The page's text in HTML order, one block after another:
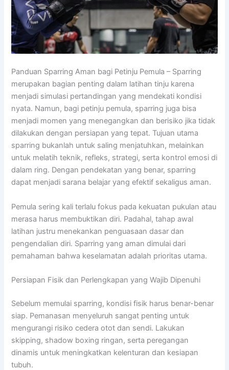
Panduan Sparring Aman bagi Petinju Pemula – Sparring
merupakan bagian penting dalam latihan tinju karena
menjadi simulasi pertandingan yang mendekati kondisi
nyata. Namun, bagi petinju pemula, sparring juga bisa
menjadi momen yang menegangkan dan berisiko jika tidak
dilakukan dengan persiapan yang tepat. Tujuan utama
sparring bukanlah untuk saling menjatuhkan, melainkan
untuk melatih teknik, refleks, strategi, serta kontrol emosi di
dalam ring. Dengan pendekatan yang benar, sparring
dapat menjadi sarana belajar yang efektif sekaligus aman.
Pemula sering kali terlalu fokus pada kekuatan pukulan atau
merasa harus membuktikan diri. Padahal, tahap awal
latihan justru menekankan penguasaan dasar dan
pengendalian diri. Sparring yang aman dimulai dari
pemahaman bahwa keselamatan adalah prioritas utama.
Persiapan Fisik dan Perlengkapan yang Wajib Dipenuhi
Sebelum memulai sparring, kondisi fisik harus benar-benar
siap. Pemanasan menyeluruh sangat penting untuk
mengurangi risiko cedera otot dan sendi. Lakukan
skipping, shadow boxing ringan, serta peregangan
dinamis untuk meningkatkan kelenturan dan kesiapan
tubuh.